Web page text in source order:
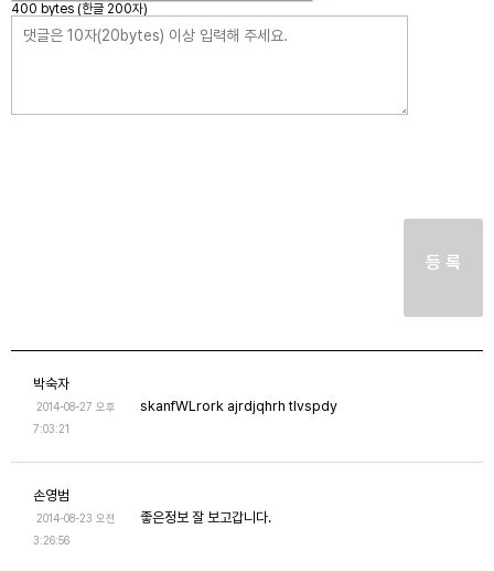
400 bytes (한글 200자)
등 록
박숙자
2014-08-27 오후
7:03:21
skanfWLrork ajrdjqhrh tlvspdy
손영범
2014-08-23 오전
3:26:56
좋은정보 잘 보고갑니다.